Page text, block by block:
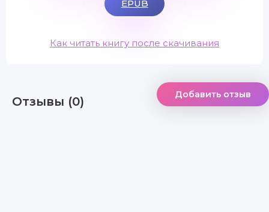
EPUB
Как читать книгу после скачивания
Отзывы (0) Добавить отзыв